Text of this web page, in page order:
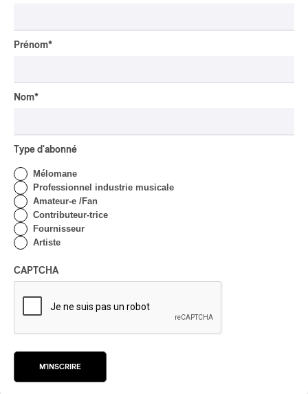
Prénom*
Nom*
Type d'abonné
Mélomane
Professionnel industrie musicale
Amateur-e /Fan
Contributeur-trice
Fournisseur
Artiste
CAPTCHA
M'INSCRIRE